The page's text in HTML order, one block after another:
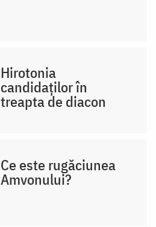
Hirotonia
candidaților în
treapta de diacon
Ce este rugăciunea
Amvonului?